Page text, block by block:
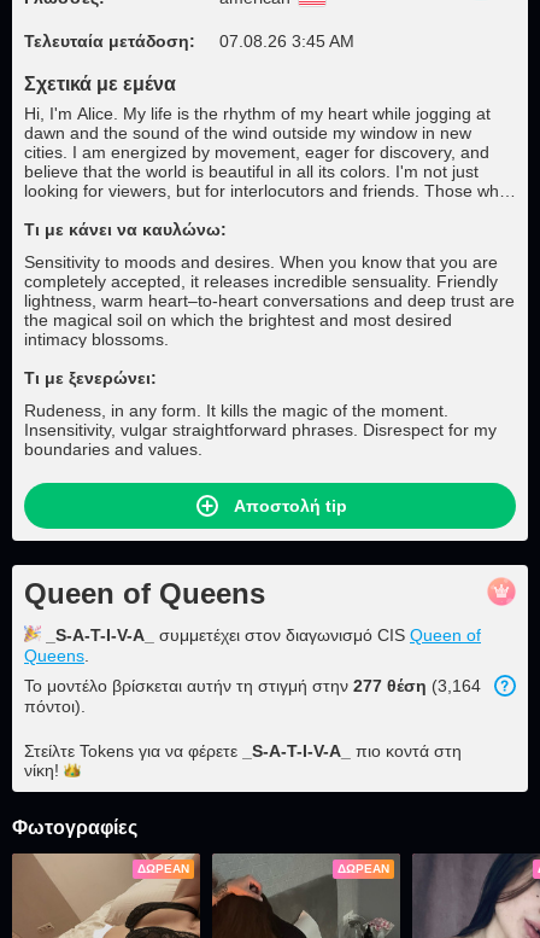
Τελευταία μετάδοση: 07.08.26 3:45 AM
Σχετικά με εμένα
Hi, I'm Alice. My life is the rhythm of my heart while jogging at
dawn and the sound of the wind outside my window in new
cities. I am energized by movement, eager for discovery, and
believe that the world is beautiful in all its colors. I'm not just
looking for viewers, but for interlocutors and friends. Those who
the soul. A kind heart, faithfulness to my word and honesty are
In my room you will find not just beauty, but a living flame, ready
to warm you with trust and frankness. I'm not playing a role–I'm
real here.
Τι με κάνει να καυλώνω:
Sensitivity to moods and desires. When you know that you are
completely accepted, it releases incredible sensuality. Friendly
lightness, warm heart–to-heart conversations and deep trust are
the magical soil on which the brightest and most desired
intimacy blossoms.
Τι με ξενερώνει:
Rudeness, in any form. It kills the magic of the moment.
Insensitivity, vulgar straightforward phrases. Disrespect for my
boundaries and values.
Αποστολή tip
Queen of Queens
_S-A-T-I-V-A_ συμμετέχει στον διαγωνισμό CIS Queen of
Queens
Το μοντέλο βρίσκεται αυτήν τη στιγμή στην 277 θέση (3,164
πόντοι).
Στείλτε Tokens για να φέρετε _S-A-T-I-V-A_
πιο κοντά στη
νίκη!
Φωτογραφίες
ΔΩΡΕΆΝ ΔΩΡΕΆΝ